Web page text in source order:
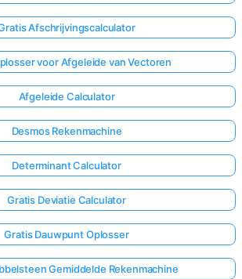
Afschrijvingscalculator
voor Afgeleide van Vectoren
Afgeleide Calculator
Desmos Rekenmachine
Determinant Calculator
Gratis Deviatie Calculator
Gratis Dauwpunt Oplosser
Gemiddelde Rekenmachine